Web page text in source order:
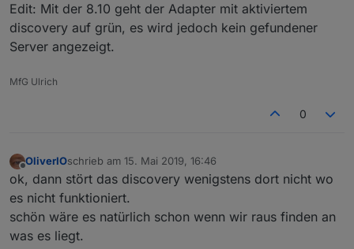
Edit: Mit der 8.10 geht der Adapter mit aktiviertem
discovery auf grün, es wird jedoch kein gefundener
Server angezeigt.
MfG Ulrich
0
Offline
OliverIOschrieb am 15. Mai 2019, 16:46
zuletzt editiert von
ok, dann stört das discovery wenigstens dort nicht wo
es nicht funktioniert.
schön wäre es natürlich schon wenn wir raus finden an
was es liegt.